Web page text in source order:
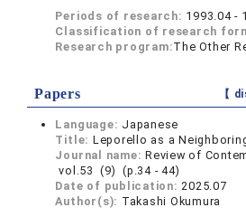
Periods of research: 1993.04 -
Classification of research
Research program:The Other
Papers 【
Language: Japanese
Title: Leporello as a
Journal name:Review of
vol.53 (9) (p.34 - 44)
Date of publication:2025.07
Author(s): Takashi Okumura